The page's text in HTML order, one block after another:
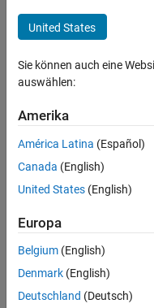
Programm für Berufseinsteiger
Advanced Support
Globalisierung
Information Technology
Infrastructure and
Product Development
Program Management
Quality Engineering
Software Process
Technical Writing
User Experience
+12
Derzeit
es
keine
offenen
Stellen,
Ihren
Suchkriterien
entsprechen.
können
United States
Sie können auch eine
auswählen:
Amerika
América Latina (Español)
Canada (English)
United States (English)
Europa
Belgium (English)
Denmark (English)
Deutschland (Deutsch)